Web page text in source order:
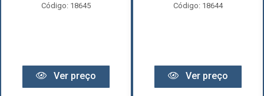
Código: 18645
Ver preço
Código: 18644
Ver preço